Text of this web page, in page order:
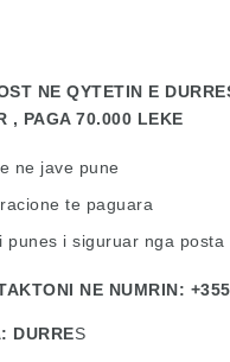
NE QYTETIN E
, PAGA 70.000 LEKE
ne jave pune
te paguara
punes i siguruar nga posta
NE NUMRIN:
DURRES